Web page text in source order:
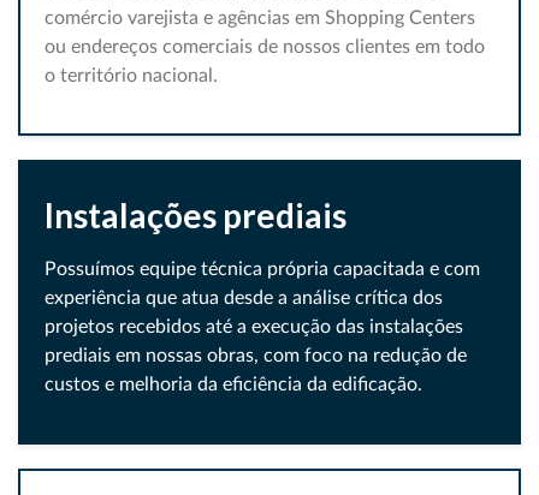
comércio varejista e agências em Shopping Centers
ou endereços comerciais de nossos clientes em todo
o território nacional.
Instalações prediais
Possuímos equipe técnica própria capacitada e com
experiência que atua desde a análise crítica dos
projetos recebidos até a execução das instalações
prediais em nossas obras, com foco na redução de
custos e melhoria da eficiência da edificação.